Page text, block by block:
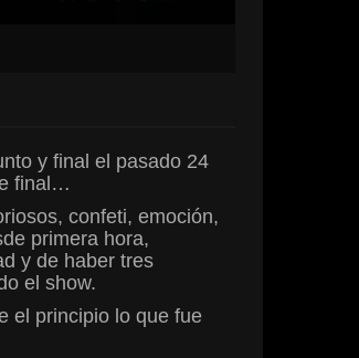
y final el pasado 24
final…
confeti, emoción,
primera hora,
y de haber tres
el show.
el principio lo que fue